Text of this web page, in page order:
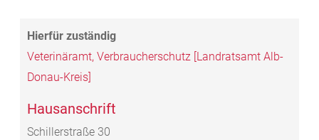
Veterinäramt, Verbraucherschutz [Landratsamt Alb-
Donau-Kreis]
Hausanschrift
Schillerstraße 30